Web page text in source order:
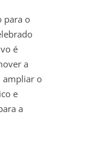
para o
é
a
ampliar o
e
a